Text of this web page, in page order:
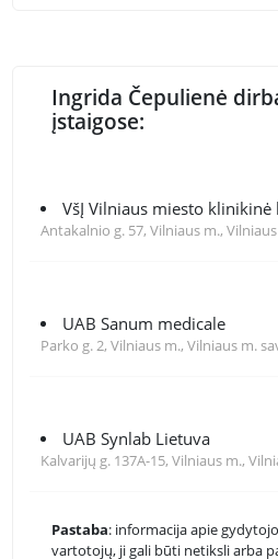
Ingrida Čepulienė
įstaigose:
VšĮ Vilniaus miesto klinikinė
Antakalnio g. 57, Vilniaus m.,
UAB Sanum medicale
Parko g. 2, Vilniaus m., Vilniaus m.
UAB Synlab Lietuva
Kalvarijų g. 137A-15, Vilniaus m.,
Pastaba: informacija apie
vartotojų, ji gali būti netiksli arba